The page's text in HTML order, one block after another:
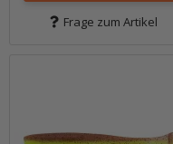
Frage zum Artikel